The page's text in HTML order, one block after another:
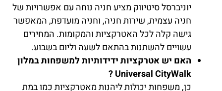
יוניברסל סיטיווק מציע חניה נוחה עם אפשרויות של
חניה עצמית, שירות חניה, וחניה מועדפת, המאפשר
גישה קלה לכל האטרקציות והמקומות. המחירים
עשויים להשתנות בהתאם לשעה וליום בשבוע.
האם יש אטרקציות ידידותיות למשפחות במלון
Universal CityWalk ?
כן, משפחות יכולות ליהנות מאטרקציות כמו במת